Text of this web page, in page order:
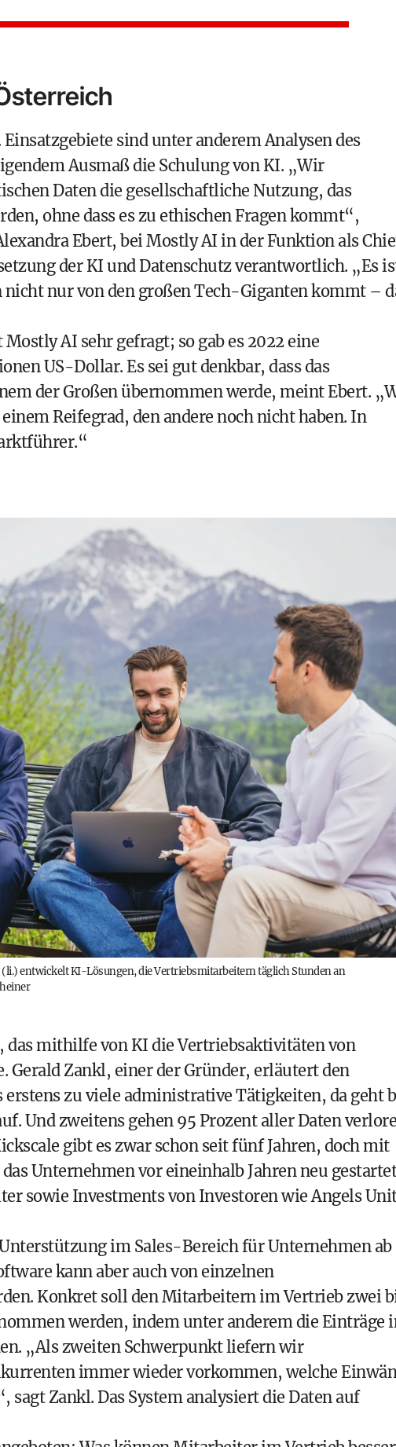
sind unter anderem Analysen des
Ausmaß die Schulung von KI. „Wir
Daten die gesellschaftliche Nutzung, das
ohne dass es zu ethischen Fragen kommt“,
Ebert, bei Mostly AI in der Funktion als
der KI und Datenschutz verantwortlich. „Es
nur von den großen Tech-Giganten kommt –
AI sehr gefragt; so gab es 2022 eine
US-Dollar. Es sei gut denkbar, dass das
der Großen übernommen werde, meint Ebert.
Reifegrad, den andere noch nicht haben. In
entwickelt KI-Lösungen, die Vertriebsmitarbeitern täglich Stunden an
das mithilfe von KI die Vertriebsaktivitäten von
Zankl, einer der Gründer, erläutert den
zu viele administrative Tätigkeiten, da geht
Und zweitens gehen 95 Prozent aller Daten
gibt es zwar schon seit fünf Jahren, doch mit
Unternehmen vor eineinhalb Jahren neu
sowie Investments von Investoren wie Angels
im Sales-Bereich für Unternehmen ab
kann aber auch von einzelnen
Konkret soll den Mitarbeitern im Vertrieb zwei
werden, indem unter anderem die Einträge
„Als zweiten Schwerpunkt liefern wir
immer wieder vorkommen, welche
sagt Zankl. Das System analysiert die Daten auf